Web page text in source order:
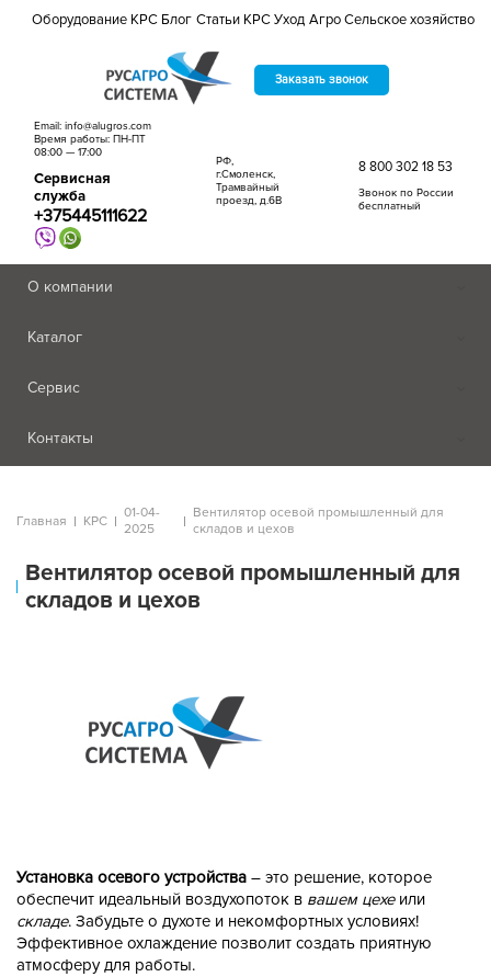
Оборудование КРС Блог Статьи КРС Уход Агро Сельское хозяйство
Email: info@alugros.com
Время работы: ПН-ПТ
08:00 — 17:00
Сервисная
служба
+375445111622
РФ,
г.Смоленск,
Трамвайный
проезд, д.6В
8 800 302 18 53
Звонок по России
бесплатный
Заказать звонок
О компании
Каталог
Сервис
Контакты
Главная КРС
01-04-
2025
Вентилятор осевой промышленный для
складов и цехов
Вентилятор осевой промышленный для
складов и цехов
Установка осевого устройства – это решение, которое
обеспечит идеальный воздухопоток в вашем цехеили
складе. Забудьте о духоте и некомфортных условиях!
Эффективное охлаждение позволит создать приятную
атмосферу для работы.